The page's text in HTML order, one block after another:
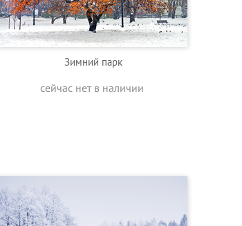
Зимний парк
сейчас нет в наличии